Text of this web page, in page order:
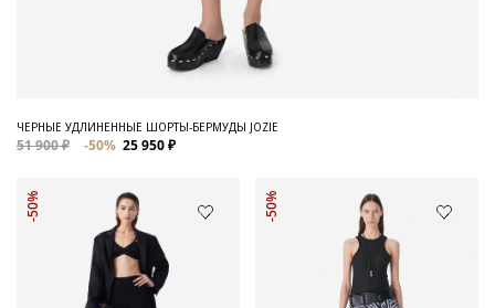
ЧЕРНЫЕ УДЛИНЕННЫЕ ШОРТЫ-БЕРМУДЫ JOZIE
51 900 ₽ -50% 25 950 ₽
-50% -50%